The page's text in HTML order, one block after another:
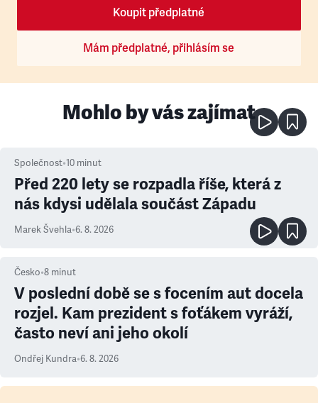
Koupit předplatné
Mám předplatné, přihlásím se
Mohlo by vás zajímat
Společnost•10 minut
Před 220 lety se rozpadla říše, která z
nás kdysi udělala součást Západu
Marek Švehla•6. 8. 2026
Česko•8 minut
V poslední době se s focením aut docela
rozjel. Kam prezident s foťákem vyráží,
často neví ani jeho okolí
Ondřej Kundra•6. 8. 2026